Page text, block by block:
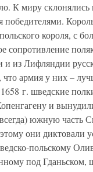
К миру
победителями.
короля, с
сопротивление
и из Лифляндии
армия у них –
г. шведские
и
южную часть
они диктовали
польскому
под